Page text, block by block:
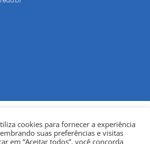
cookies para fornecer a experiência
suas preferências e visitas
em “Aceitar todos”, você concorda